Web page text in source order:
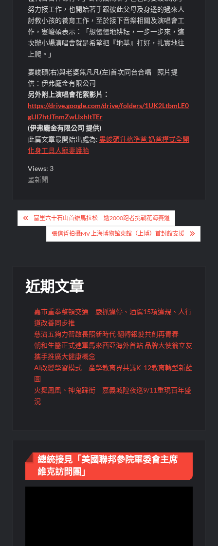
努力接工作，也開始著手跟彼此父母及身邊的過來人
討教小孩的養育工作，至於接下音樂相關及演唱會工
作，婁峻碩表示：「想慢慢地耕耘，一步一步來，這
次辦小場演唱會就是希望把『地基』打好，扎實地往
上爬。」
婁峻碩(右)與老婆焦凡凡(左)首次同台合唱 照片提
供：伊弗龐金有限公司
另外附上演唱會花絮影片：
https://drive.google.com/drive/folders/1UK2LtbmLE0
gLlI7htJTnmZwLIxhltTEr
(伊弗龐金有限公司 提供)
此篇文章最開始出處為:婁峻碩升格準爸 奶爸模式全開
化身工具人寵妻護胎
Views: 3
墨新聞
文
章
富里六十石山首辦馬拉松 逾2000跑者挑戰花海賽道
張信哲拍攝MV 上海博物館東館（上博）首封館支援
近期文章
嘉市重拳整頓交通 嚴抓違停、酒駕15項違規、人行
道改善同步推
慈濟五夠力智啟長照新時代 翻轉銀髮共創再青春
朝和生醫正式進軍馬來西亞海外首站 品牌大使翁立友
攜手推廣大健康概念
AI改變學習模式 產學教育界共議K-12教育轉型新藍
圖
火舞鳳凰、神鬼踩街 嘉義城隍夜巡9/11重現百年盛
況
總統接見「美國聯邦參院軍委會主席
維克訪問團」